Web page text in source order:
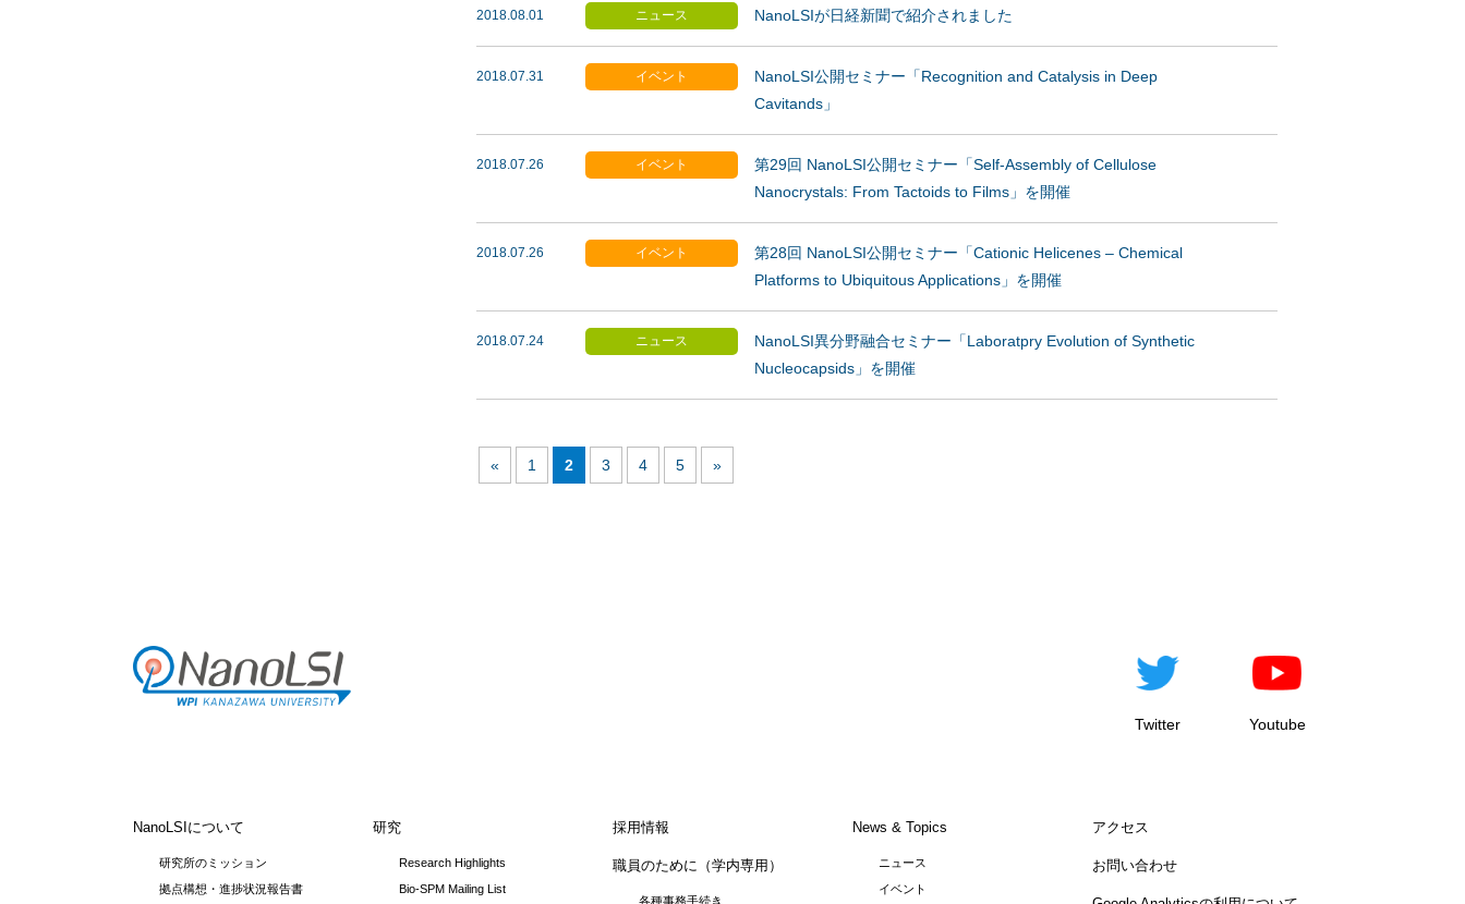
2018.08.01 ニュース NanoLSIが日経新聞で紹介されました
2018.07.31 イベント
NanoLSI公開セミナー「Recognition and Catalysis in Deep
Cavitands」
2018.07.26 イベント
第29回 NanoLSI公開セミナー「Self-Assembly of Cellulose
Nanocrystals: From Tactoids to Films」を開催
2018.07.26 イベント
第28回 NanoLSI公開セミナー「Cationic Helicenes – Chemical
Platforms to Ubiquitous Applications」を開催
2018.07.24 ニュース
NanoLSI異分野融合セミナー「Laboratpry Evolution of Synthetic
Nucleocapsids」を開催
« 1 2 3 4 5 »
Twitter Youtube
NanoLSIについて
研究所のミッション
拠点構想・進捗状況報告書
研究
Research Highlights
Bio-SPM Mailing List
採用情報
職員のために（学内専用）
各種事務手続き
News & Topics
ニュース
イベント
アクセス
お問い合わせ